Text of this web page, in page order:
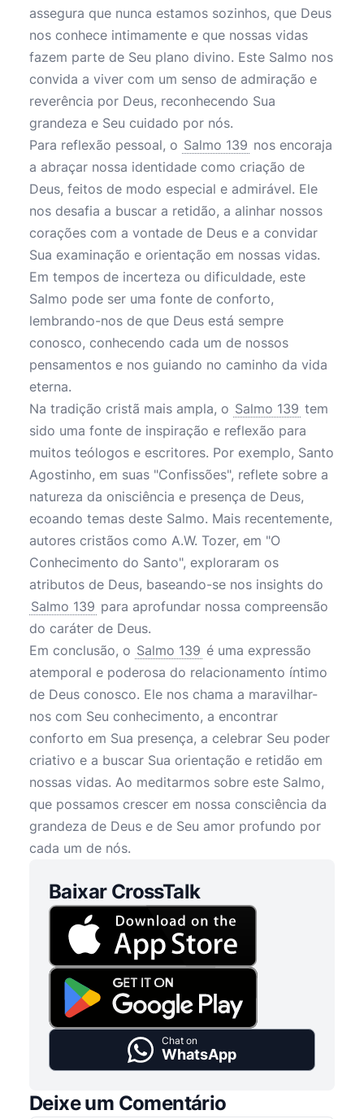
assegura que nunca estamos sozinhos, que Deus
nos conhece intimamente e que nossas vidas
fazem parte de Seu plano divino. Este Salmo nos
convida a viver com um senso de admiração e
reverência por Deus, reconhecendo Sua
grandeza e Seu cuidado por nós.
Para reflexão pessoal, o Salmo 139 nos encoraja
a abraçar nossa identidade como criação de
Deus, feitos de modo especial e admirável. Ele
nos desafia a buscar a retidão, a alinhar nossos
corações com a vontade de Deus e a convidar
Sua examinação e orientação em nossas vidas.
Em tempos de incerteza ou dificuldade, este
Salmo pode ser uma fonte de conforto,
lembrando-nos de que Deus está sempre
conosco, conhecendo cada um de nossos
pensamentos e nos guiando no caminho da vida
eterna.
Na tradição cristã mais ampla, o Salmo 139 tem
sido uma fonte de inspiração e reflexão para
muitos teólogos e escritores. Por exemplo, Santo
Agostinho, em suas "Confissões", reflete sobre a
natureza da onisciência e presença de Deus,
ecoando temas deste Salmo. Mais recentemente,
autores cristãos como A.W. Tozer, em "O
Conhecimento do Santo", exploraram os
atributos de Deus, baseando-se nos insights do
Salmo 139 para aprofundar nossa compreensão
do caráter de Deus.
Em conclusão, o Salmo 139 é uma expressão
atemporal e poderosa do relacionamento íntimo
de Deus conosco. Ele nos chama a maravilhar-
nos com Seu conhecimento, a encontrar
conforto em Sua presença, a celebrar Seu poder
criativo e a buscar Sua orientação e retidão em
nossas vidas. Ao meditarmos sobre este Salmo,
que possamos crescer em nossa consciência da
grandeza de Deus e de Seu amor profundo por
cada um de nós.
Baixar CrossTalk
Chat on
WhatsApp
Deixe um Comentário